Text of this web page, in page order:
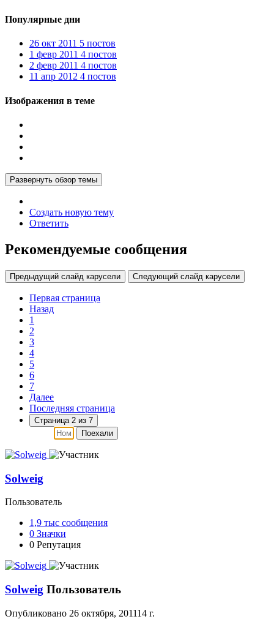
Популярные дни
26 окт 2011 5 постов
1 февр 2011 4 постов
2 февр 2011 4 постов
11 апр 2012 4 постов
Изображения в теме
Развернуть обзор темы
Создать новую тему
Ответить
Рекомендуемые сообщения
Предыдущий слайд карусели Следующий слайд карусели
Первая страница
Назад
1
2
3
4
5
6
7
Далее
Последняя страница
Страница 2 из 7
Поехали
Solweig
Пользователь
1,9 тыс сообщения
0 Значки
0 Репутация
Solweig Пользователь
Опубликовано 26 октября, 201114 г.